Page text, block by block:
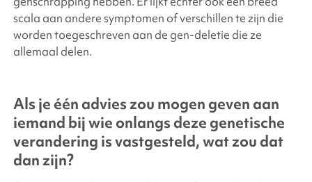
scala aan andere symptomen of verschillen te zijn die
worden toegeschreven aan de gen-deletie die ze
allemaal delen.
Als je één advies zou mogen geven aan
iemand bij wie onlangs deze genetische
verandering is vastgesteld, wat zou dat
dan zijn?